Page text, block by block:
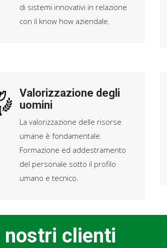
di sistemi innovativi in relazione
con il know how aziendale.
Valorizzazione degli
uomini
La valorizzazione delle risorse
umane è fondamentale.
Formazione ed addestramento
del personale sotto il profilo
umano e tecnico.
nostri clienti
20
20
LUG